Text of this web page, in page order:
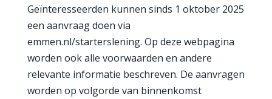
Geïnteresseerden kunnen sinds 1 oktober 2025
een aanvraag doen via
emmen.nl/starterslening. Op deze webpagina
worden ook alle voorwaarden en andere
relevante informatie beschreven. De aanvragen
worden op volgorde van binnenkomst